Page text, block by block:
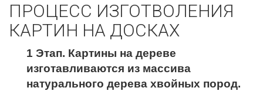
ПРОЦЕСС ИЗГОТВОЛЕНИЯ
КАРТИН НА ДОСКАХ
1 Этап. Картины на дереве
изготавливаются из массива
натурального дерева хвойных пород.